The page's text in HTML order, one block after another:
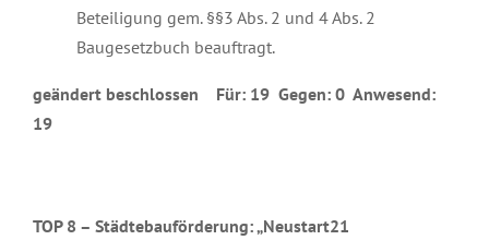
Beteiligung gem. §§3 Abs. 2 und 4 Abs. 2
Baugesetzbuch beauftragt.
geändert beschlossen Für: 19 Gegen: 0 Anwesend:
19
TOP 8 – Städtebauförderung: „Neustart21